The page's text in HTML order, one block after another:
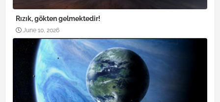
Rızık, gökten gelmektedir!
June 10, 2026